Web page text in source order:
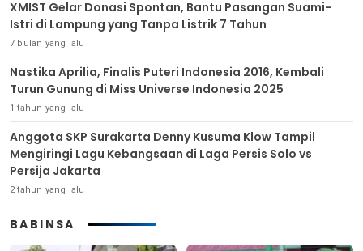
XMIST Gelar Donasi Spontan, Bantu Pasangan Suami-
Istri di Lampung yang Tanpa Listrik 7 Tahun
7 bulan yang lalu
Nastika Aprilia, Finalis Puteri Indonesia 2016, Kembali
Turun Gunung di Miss Universe Indonesia 2025
1 tahun yang lalu
Anggota SKP Surakarta Denny Kusuma Klow Tampil
Mengiringi Lagu Kebangsaan di Laga Persis Solo vs
Persija Jakarta
2 tahun yang lalu
BABINSA